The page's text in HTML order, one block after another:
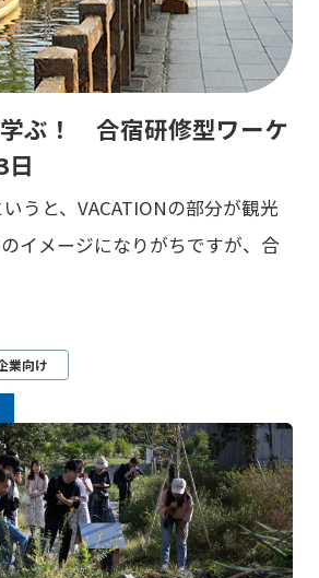
ぶ！ 合宿研修型ワーケ
日
うと、VACATIONの部分が観光
イメージになりがちですが、合
業向け